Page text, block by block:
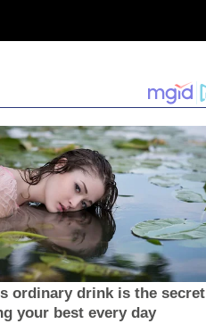
ordinary drink is the secret
your best every day